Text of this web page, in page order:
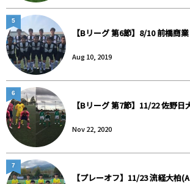
【Bリーグ 第6節】8/10 前橋商
Aug 10, 2019
5
【Bリーグ 第7節】11/22 佐野日
Nov 22, 2020
6
【プレーオフ】11/23 流経大柏
7